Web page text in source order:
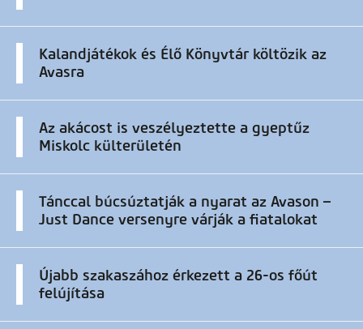
Kalandjátékok és Élő Könyvtár költözik az
Avasra
Az akácost is veszélyeztette a gyeptűz
Miskolc külterületén
Tánccal búcsúztatják a nyarat az Avason –
Just Dance versenyre várják a fiatalokat
Újabb szakaszához érkezett a 26-os főút
felújítása